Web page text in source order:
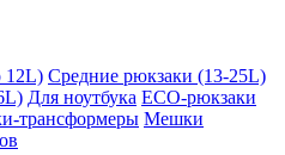
12L) Средние рюкзаки (13-25L)
Для ноутбука ECO-рюкзаки
трансформеры Мешки